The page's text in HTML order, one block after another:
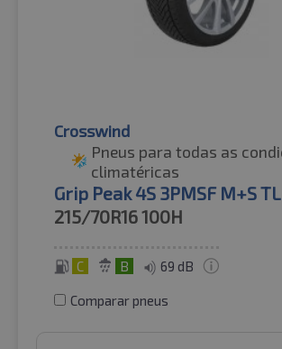
Crosswind
Pneus para todas as
climatéricas
Grip Peak 4S 3PMSF M+S TL
215/70R16100H
C B 69 dB
Comparar pneus